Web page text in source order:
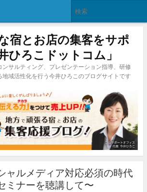
宿とお店の集客をサポ
ひろこドットコム」
サルティング、プレゼンテーション指導、研修
域活性化を行う今井ひろこのブログサイトです
ャルメディア対応必須の時代
ミナーを聴講して〜